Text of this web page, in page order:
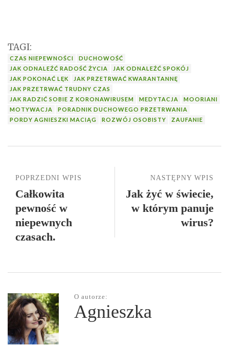
TAGI:
CZAS NIEPEWNOŚCI
DUCHOWOŚĆ
JAK ODNALEŹĆ RADOŚĆ ŻYCIA
JAK ODNALEŹĆ SPOKÓJ
JAK POKONAĆ LĘK
JAK PRZETRWAĆ KWARANTANNĘ
JAK PRZETRWAĆ TRUDNY CZAS
JAK RADZIĆ SOBIE Z KORONAWIRUSEM
MEDYTACJA
MOORIANI
MOTYWACJA
PORADNIK DUCHOWEGO PRZETRWANIA
PORDY AGNIESZKI MACIĄG
ROZWÓJ OSOBISTY ZAUFANIE
NASTĘPNY WPIS
Jak żyć w świecie,
w którym panuje
wirus?
POPRZEDNI WPIS
Całkowita
pewność w
niepewnych
czasach.
O autorze:
Agnieszka